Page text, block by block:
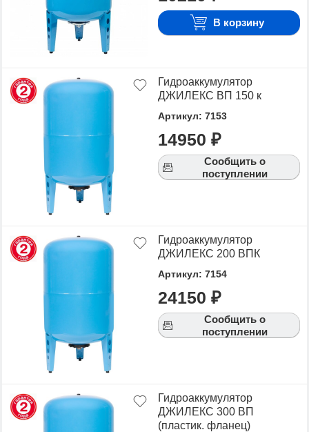
В корзину
Гидроаккумулятор
ДЖИЛЕКС ВП 150 к
Артикул: 7153
14950 ₽
Сообщить о
поступлении
Гидроаккумулятор
ДЖИЛЕКС 200 ВПК
Артикул: 7154
24150 ₽
Сообщить о
поступлении
Гидроаккумулятор
ДЖИЛЕКС 300 ВП
(пластик. фланец)